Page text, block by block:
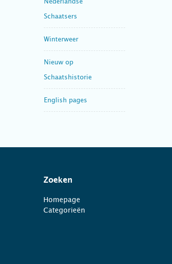
Schaatsers
Winterweer
Nieuw op
Schaatshistorie
English pages
Zoeken
Homepage
Categorieën